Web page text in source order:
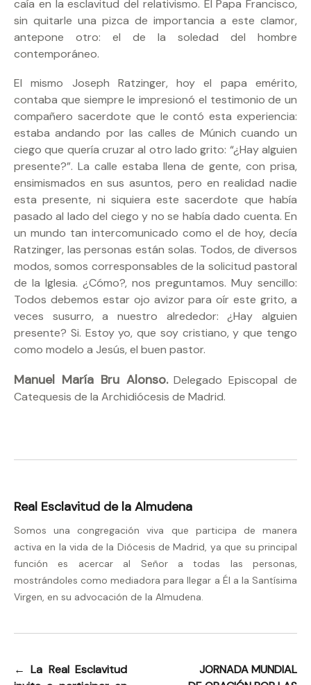
caía en la esclavitud del relativismo. El Papa Francisco,
sin quitarle una pizca de importancia a este clamor,
antepone otro: el de la soledad del hombre
contemporáneo.
El mismo Joseph Ratzinger, hoy el papa emérito,
contaba que siempre le impresionó el testimonio de un
compañero sacerdote que le contó esta experiencia:
estaba andando por las calles de Múnich cuando un
ciego que quería cruzar al otro lado grito: “¿Hay alguien
presente?”. La calle estaba llena de gente, con prisa,
ensimismados en sus asuntos, pero en realidad nadie
esta presente, ni siquiera este sacerdote que había
pasado al lado del ciego y no se había dado cuenta. En
un mundo tan intercomunicado como el de hoy, decía
Ratzinger, las personas están solas. Todos, de diversos
modos, somos corresponsables de la solicitud pastoral
de la Iglesia. ¿Cómo?, nos preguntamos. Muy sencillo:
Todos debemos estar ojo avizor para oír este grito, a
veces susurro, a nuestro alrededor: ¿Hay alguien
presente? Si. Estoy yo, que soy cristiano, y que tengo
como modelo a Jesús, el buen pastor.
Manuel María Bru Alonso.Delegado Episcopal de
Catequesis de la Archidiócesis de Madrid.
Real Esclavitud de la Almudena
Somos una congregación viva que participa de manera
activa en la vida de la Diócesis de Madrid, ya que su principal
función es acercar al Señor a todas las personas,
mostrándoles como mediadora para llegar a Él a la Santísima
Virgen, en su advocación de la Almudena.
Navegación
← La Real Esclavitud
JORNADA MUNDIAL